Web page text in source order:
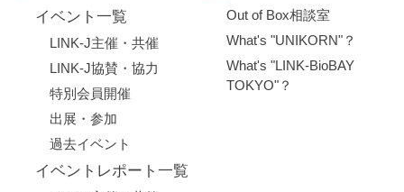
イベント一覧
LINK-J主催・共催
LINK-J協賛・協力
特別会員開催
出展・参加
過去イベント
イベントレポート一覧
Out of Box相談室
What's "UNIKORN"？
What's "LINK-BioBAY
TOKYO"？